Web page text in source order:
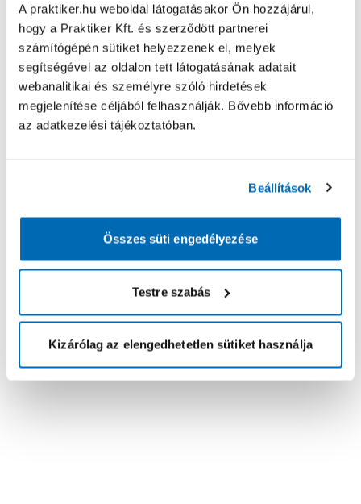
A praktiker.hu weboldal látogatásakor Ön hozzájárul,
hogy a Praktiker Kft. és szerződött partnerei
számítógépén sütiket helyezzenek el, melyek
segítségével az oldalon tett látogatásának adatait
webanalitikai és személyre szóló hirdetések
megjelenítése céljából felhasználják. Bővebb információ
az adatkezelési tájékoztatóban.
Beállítások
Összes süti engedélyezése
Testre szabás
Kizárólag az elengedhetetlen sütiket használja
Oldal újratöltése